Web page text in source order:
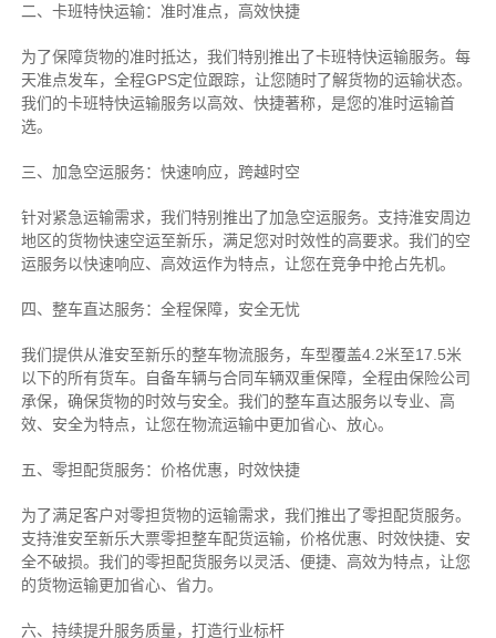
二、卡班特快运输：准时准点，高效快捷
为了保障货物的准时抵达，我们特别推出了卡班特快运输服务。每
天准点发车，全程GPS定位跟踪，让您随时了解货物的运输状态。
我们的卡班特快运输服务以高效、快捷著称，是您的准时运输首
选。
三、加急空运服务：快速响应，跨越时空
针对紧急运输需求，我们特别推出了加急空运服务。支持淮安周边
地区的货物快速空运至新乐，满足您对时效性的高要求。我们的空
运服务以快速响应、高效运作为特点，让您在竞争中抢占先机。
四、整车直达服务：全程保障，安全无忧
我们提供从淮安至新乐的整车物流服务，车型覆盖4.2米至17.5米
以下的所有货车。自备车辆与合同车辆双重保障，全程由保险公司
承保，确保货物的时效与安全。我们的整车直达服务以专业、高
效、安全为特点，让您在物流运输中更加省心、放心。
五、零担配货服务：价格优惠，时效快捷
为了满足客户对零担货物的运输需求，我们推出了零担配货服务。
支持淮安至新乐大票零担整车配货运输，价格优惠、时效快捷、安
全不破损。我们的零担配货服务以灵活、便捷、高效为特点，让您
的货物运输更加省心、省力。
六、持续提升服务质量，打造行业标杆